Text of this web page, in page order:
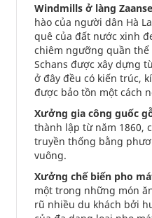
Windmills ở làng
hào của người dân Hà
quê của đất nước xinh
chiêm ngưỡng quần thể
Schans được xây dựng
ở đây đều có kiến trúc,
được bảo tồn một cách
Xưởng gia công guốc
thành lập từ năm 1860,
truyền thống bằng
vuông.
Xưởng chế biến pho
một trong những món
rũ nhiều du khách bởi